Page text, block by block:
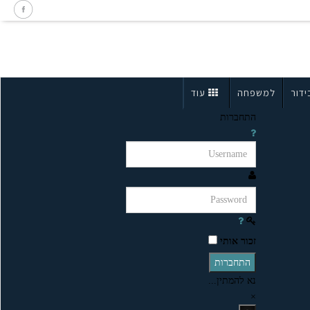
למשפחה עוד
התחברות
זכור אותי
התחברות
נא להמתין...
×